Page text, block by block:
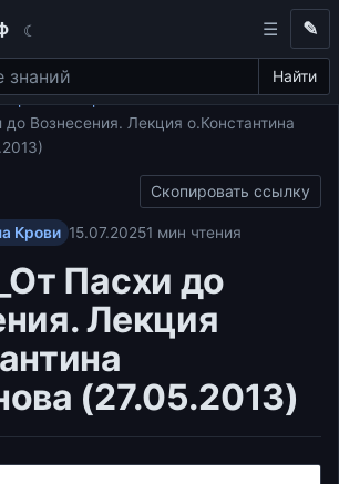
☾
Найти
✎
Храме на Крови
до Вознесения. Лекция о.Константина
Скопировать ссылку
Крови 15.07.20251 мин чтения
Пасхи до
Лекция
(27.05.2013)